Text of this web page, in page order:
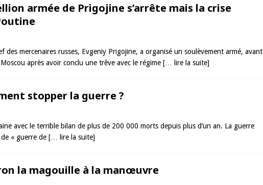
armée de Prigojine s’arrête mais la crise
des mercenaires russes, Evgeniy Prigojine, a organisé un soulèvement armé, avant
après avoir conclu une trêve avec le régime [… lire la suite]
stopper la guerre ?
avec le terrible bilan de plus de 200 000 morts depuis plus d’un an. La guerre
« guerre de [… lire la suite]
la magouille à la manœuvre